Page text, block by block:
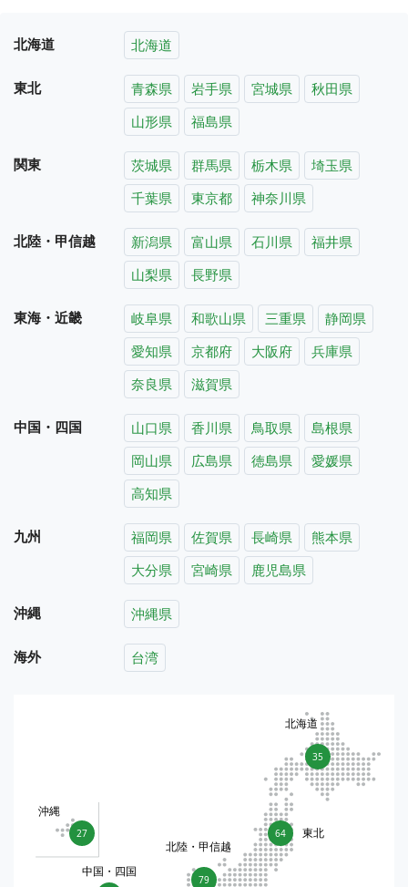
北海道 北海道
東北 青森県 岩手県 宮城県
秋田県
山形県
福島県
関東 茨城県 群馬県 栃木県
埼玉県
千葉県
東京都 神奈川県
北陸・甲信越 新潟県 富山県 石川県
福井県
山梨県
長野県
東海・近畿 岐阜県 和歌山県 三重県
静岡県
愛知県
京都府 大阪府
兵庫県
奈良県
滋賀県
中国・四国 山口県 香川県 鳥取県
島根県
岡山県
広島県 徳島県
愛媛県
高知県
九州 福岡県 佐賀県 長崎県
熊本県
大分県
宮崎県 鹿児島県
沖縄 沖縄県
海外 台湾
35
北海道
64 東北
79
北陸・甲信越
中国・四国
27
沖縄